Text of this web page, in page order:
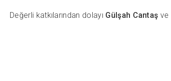
Değerli katkılarından dolayı Gülşah Cantaş ve